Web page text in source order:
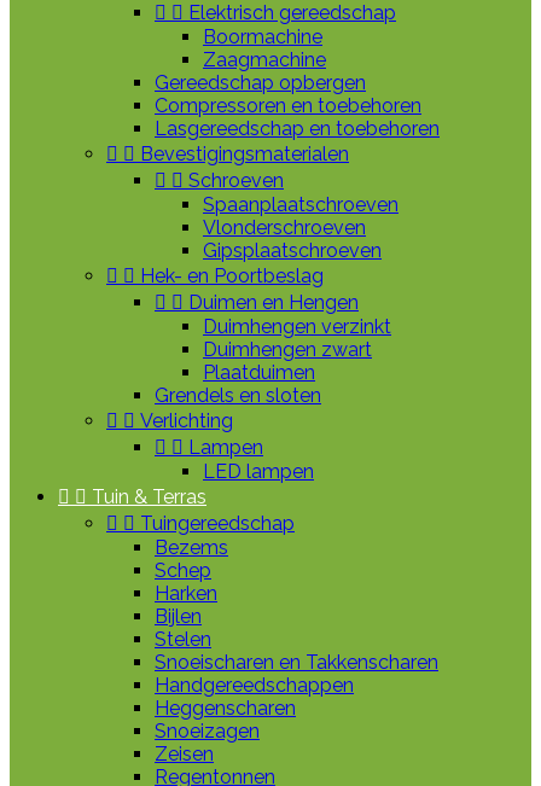
  Elektrisch gereedschap
Boormachine
Zaagmachine
Gereedschap opbergen
Compressoren en toebehoren
Lasgereedschap en toebehoren
  Bevestigingsmaterialen
  Schroeven
Spaanplaatschroeven
Vlonderschroeven
Gipsplaatschroeven
  Hek- en Poortbeslag
  Duimen en Hengen
Duimhengen verzinkt
Duimhengen zwart
Plaatduimen
Grendels en sloten
  Verlichting
  Lampen
LED lampen
  Tuin & Terras
  Tuingereedschap
Bezems
Schep
Harken
Bijlen
Stelen
Snoeischaren en Takkenscharen
Handgereedschappen
Heggenscharen
Snoeizagen
Zeisen
Regentonnen